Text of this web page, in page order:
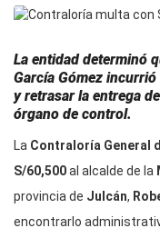
La entidad determinó
García Gómez
y retrasar la entrega
órgano de control.
La Contraloría General
S/60,500al alcalde de la
provincia de Julcán,
encontrarlo